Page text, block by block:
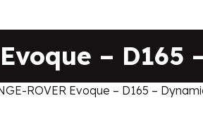
– D165
ROVER Evoque – D165 –